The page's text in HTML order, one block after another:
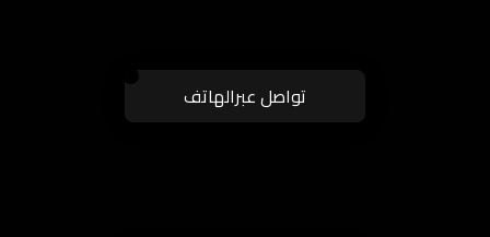
تواصل عبرالهاتف